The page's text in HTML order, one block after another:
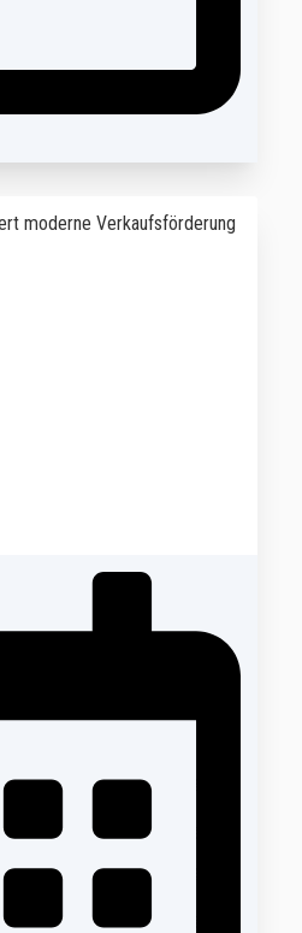
moderne Verkaufsförderung